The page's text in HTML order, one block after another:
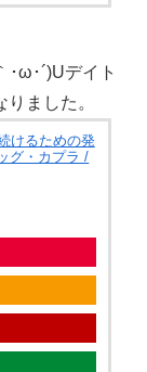
･ω･´)Uデイト
ました。
けるための発
グ・カプラ /